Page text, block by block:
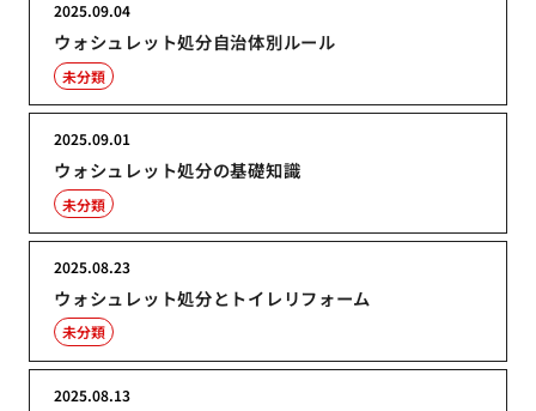
ウォシュレット処分自治体別ルール
2025.09.04
未分類
ウォシュレット処分の基礎知識
2025.09.01
未分類
ウォシュレット処分とトイレリフォーム
2025.08.23
未分類
2025.08.13